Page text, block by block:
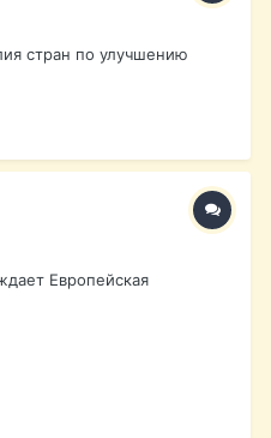
стран по улучшению
Европейская